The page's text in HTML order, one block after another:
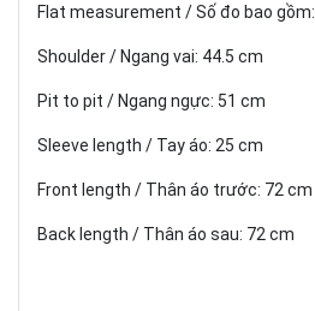
Flat measurement / Số đo bao gồm:
Shoulder / Ngang vai: 44.5 cm
Pit to pit / Ngang ngực: 51 cm
Sleeve length / Tay áo: 25 cm
Front length / Thân áo trước: 72 cm
Back length / Thân áo sau: 72 cm